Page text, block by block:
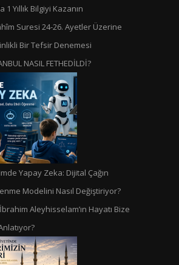
1 Yıllık Bilgiyi Kazanın
Suresi 24-26. Ayetler Üzerine
Bir Tefsir Denemesi
NASIL FETHEDİLDİ?
Yapay Zeka: Dijital Çağın
Modelini Nasıl Değiştiriyor?
Aleyhisselam’ın Hayatı Bize